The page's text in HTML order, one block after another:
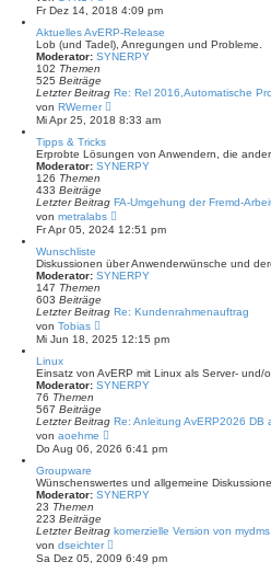
i
t
r
a
g
e
u
e
s
t
B
e
i
t
r
a
g
Fr Dez 14, 2018 4:09 pm
Aktuelles AvERP-Release
Lob (und Tadel), Anregungen und Probleme.
Moderator: SYNERPY
102 Themen
525 Beiträge
Letzter Beitrag Re: Rel 2016,Automatische
von RWerner
e
u
s
t
B
e
i
t
a
g
Mi Apr 25, 2018 8:33 am
Tipps & Tricks
Erprobte Lösungen von Anwendern, die
Moderator: SYNERPY
126 Themen
433 Beiträge
Letzter Beitrag FA-Umgehung der Fremd-
von metralabs
e
u
s
t
B
i
t
a
g
Fr Apr 05, 2024 12:51 pm
Wunschliste
Diskussionen über Anwenderwünsche und
Moderator: SYNERPY
147 Themen
603 Beiträge
Letzter Beitrag Re: Kundenrahmenauftrag
von Tobias
e
u
s
t
r
B
e
i
t
a
g
Mi Jun 18, 2025 12:15 pm
Linux
Einsatz von AvERP mit Linux als Server- und/
Moderator: SYNERPY
76 Themen
567 Beiträge
Letzter Beitrag Re: Anleitung AvERP2026 DB
von aoehme
e
u
s
t
B
e
i
t
Do Aug 06, 2026 6:41 pm
Groupware
Wünschenswertes und allgemeine
Moderator: SYNERPY
23 Themen
223 Beiträge
Letzter Beitrag komerzielle Version von mydms
von dseichter
e
u
Sa Dez 05, 2009 6:49 pm